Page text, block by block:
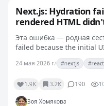
Next.js: Hydration
rendered HTML
Эта ошибка — родная
failed because the initial
Next.js часто
rendered HTML didn't
24 мая 2026 г.· #nextjs #react
1.9K 3.2K 190
Зоя Хомякова